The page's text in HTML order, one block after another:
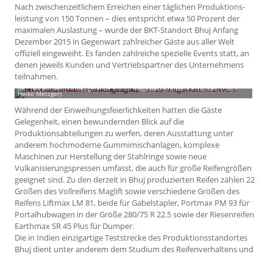
Nach zwischenzeitlichem Erreichen einer täglichen Produktions­
leistung von 150 Tonnen – dies entspricht etwa 50 Prozent der
maximalen Auslastung – wurde der BKT-Standort Bhuj Anfang
Dezember 2015 in Gegenwart zahlreicher Gäste aus aller Welt
offiziell eingeweiht. Es fanden zahlreiche spezielle Events statt, an
denen jeweils Kunden und Vertriebspartner des Unternehmens
teilnahmen.
BKT hat auf dem Firmengelände ein 20 Megawatt-Krafwerk errichtet. (Foto:
Heiko Metzger)
Während der Einweihungsfeierlichkeiten hatten die Gäste
Gelegenheit, einen bewundernden Blick auf die
Produktionsabteilungen zu werfen, deren Ausstattung unter
anderem hochmoderne Gummimischanlagen, komplexe
Maschinen zur Herstellung der Stahlringe sowie neue
Vulkanisierungspressen umfasst, die auch für große Reifengrößen
geeignet sind. Zu den derzeit in Bhuj produzierten Reifen zählen 22
Größen des Vollreifens Maglift sowie verschiedene Größen des
Reifens Liftmax LM 81, beide für Gabelstapler, Portmax PM 93 für
Portalhubwagen in der Größe 280/75 R 22.5 sowie der Riesenreifen
Earthmax SR 45 Plus für Dumper.
Die in Indien einzigartige Teststrecke des Produktionsstandortes
Bhuj dient unter anderem dem Studium des Reifenverhaltens und